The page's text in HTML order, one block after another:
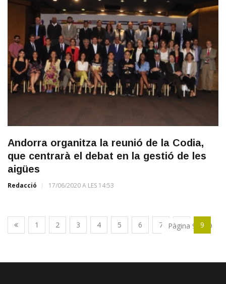
Andorra organitza la reunió de la Codia,
que centrarà el debat en la gestió de les
aigües
Redacció 17/06/2020 A LES 14:53
1 2 3 4 5 6 7 8 9
Pàgina 9 de 9